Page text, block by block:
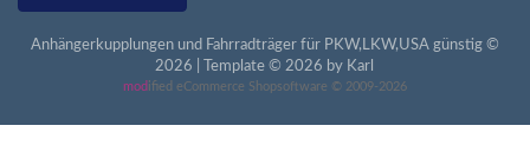
Anhängerkupplungen und Fahrradträger für PKW,LKW,USA günstig ©
2026 | Template © 2026 by Karl
mod ified eCommerce Shopsoftware © 2009-2026